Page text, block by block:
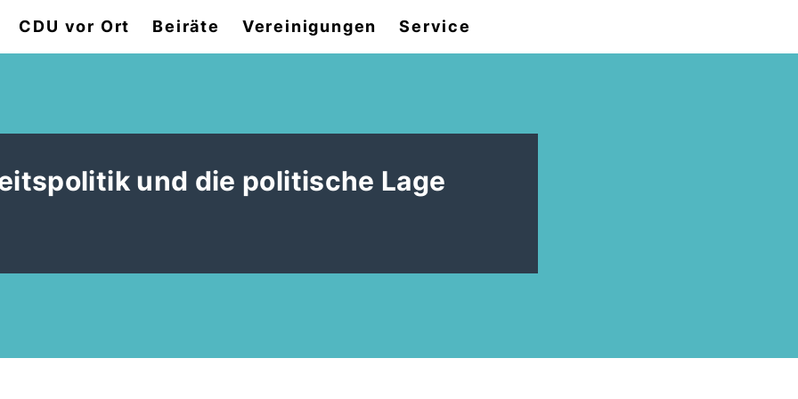
CDU vor Ort Beiräte Vereinigungen Service
und die politische Lage